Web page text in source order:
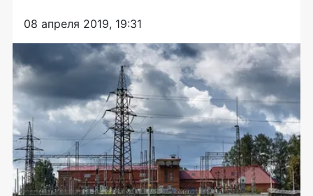
08 апреля 2019, 19:31